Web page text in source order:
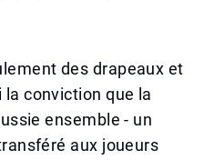
des drapeaux et
conviction que la
ensemble - un
aux joueurs